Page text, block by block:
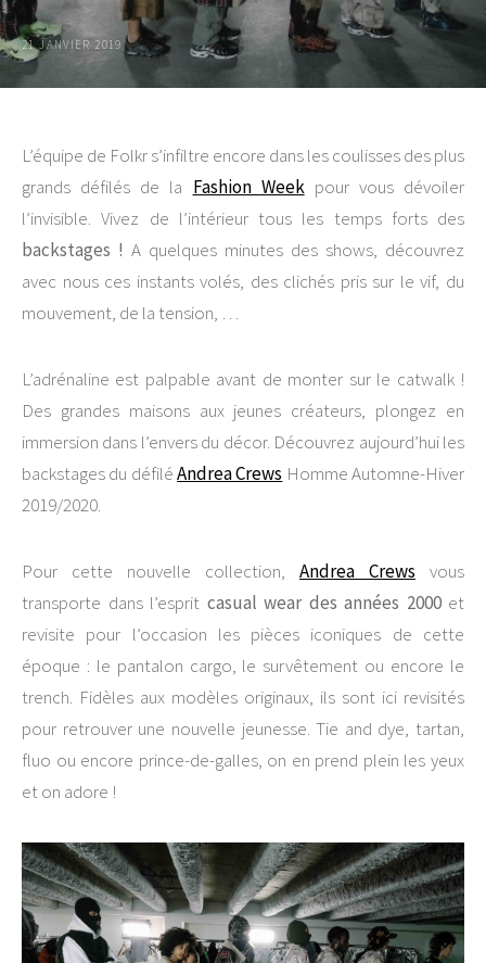
21 JANVIER 2019
L’équipe de Folkr s’infiltre encore dans les coulisses des plus
grands défilés de la Fashion Weekpour vous dévoiler
l’invisible. Vivez de l’intérieur tous les temps forts des
backstages ! A quelques minutes des shows, découvrez
avec nous ces instants volés, des clichés pris sur le vif, du
mouvement, de la tension, …
L’adrénaline est palpable avant de monter sur le catwalk !
Des grandes maisons aux jeunes créateurs, plongez en
immersion dans l’envers du décor. Découvrez aujourd’hui les
backstages du défiléAndrea Crews Homme Automne-Hiver
2019/2020.
Pour cette nouvelle collection, Andrea Crews vous
transporte dans l’esprit casual wear des années 2000et
revisite pour l’occasion les pièces iconiques de cette
époque : le pantalon cargo, le survêtement ou encore le
trench. Fidèles aux modèles originaux, ils sont ici revisités
pour retrouver une nouvelle jeunesse. Tie and dye, tartan,
fluo ou encore prince-de-galles, on en prend plein les yeux
et on adore !